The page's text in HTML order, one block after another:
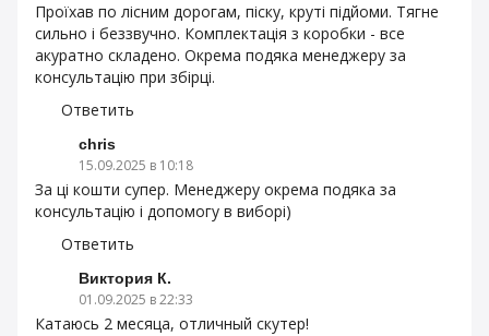
Проїхав по лісним дорогам, піску, круті підйоми. Тягне
сильно і беззвучно. Комплектація з коробки - все
акуратно складено. Окрема подяка менеджеру за
консультацію при збірці.
Ответить
chris
15.09.2025 в 10:18
За ці кошти супер. Менеджеру окрема подяка за
консультацію і допомогу в виборі)
Ответить
Виктория К.
01.09.2025 в 22:33
Катаюсь 2 месяца, отличный скутер!